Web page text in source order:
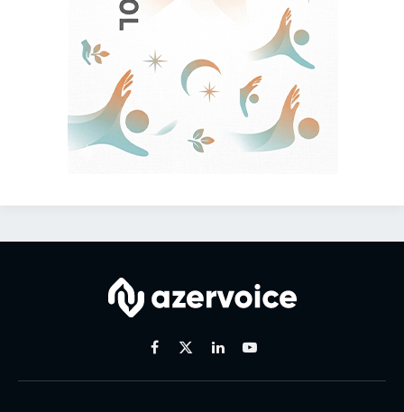
Facebook
X
LinkedinYoutube